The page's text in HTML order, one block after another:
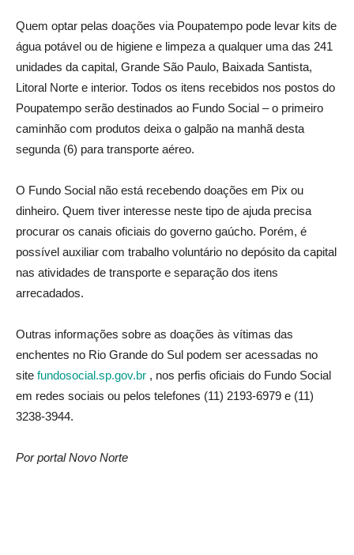
Quem optar pelas doações via Poupatempo pode levar kits de
água potável ou de higiene e limpeza a qualquer uma das 241
unidades da capital, Grande São Paulo, Baixada Santista,
Litoral Norte e interior. Todos os itens recebidos nos postos do
Poupatempo serão destinados ao Fundo Social – o primeiro
caminhão com produtos deixa o galpão na manhã desta
segunda (6) para transporte aéreo.
O Fundo Social não está recebendo doações em Pix ou
dinheiro. Quem tiver interesse neste tipo de ajuda precisa
procurar os canais oficiais do governo gaúcho. Porém, é
possível auxiliar com trabalho voluntário no depósito da capital
nas atividades de transporte e separação dos itens
arrecadados.
Outras informações sobre as doações às vítimas das
enchentes no Rio Grande do Sul podem ser acessadas no
site fundosocial.sp.gov.br , nos perfis oficiais do Fundo Social
em redes sociais ou pelos telefones (11) 2193-6979 e (11)
3238-3944.
Por portal Novo Norte